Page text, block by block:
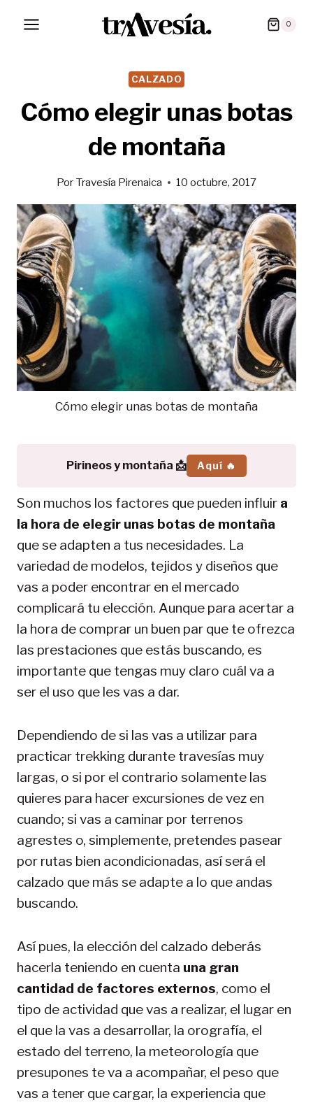
0
CALZADO
Cómo elegir unas botas
de montaña
Por Travesía Pirenaica 10 octubre, 2017
Cómo elegir unas botas de montaña
Pirineos y montaña 📩 Aquí 🔥
Son muchos los factores que pueden influir a
la hora de elegir unas botas de montaña
que se adapten a tus necesidades. La
variedad de modelos, tejidos y diseños que
vas a poder encontrar en el mercado
complicará tu elección. Aunque para acertar a
la hora de comprar un buen par que te ofrezca
las prestaciones que estás buscando, es
importante que tengas muy claro cuál va a
ser el uso que les vas a dar.
Dependiendo de si las vas a utilizar para
practicar trekking durante travesías muy
largas, o si por el contrario solamente las
quieres para hacer excursiones de vez en
cuando; si vas a caminar por terrenos
agrestes o, simplemente, pretendes pasear
por rutas bien acondicionadas, así será el
calzado que más se adapte a lo que andas
buscando.
Así pues, la elección del calzado deberás
hacerla teniendo en cuenta una gran
cantidad de factores externos, como el
tipo de actividad que vas a realizar, el lugar en
el que la vas a desarrollar, la orografía, el
estado del terreno, la meteorología que
presupones te va a acompañar, el peso que
vas a tener que cargar, la experiencia que